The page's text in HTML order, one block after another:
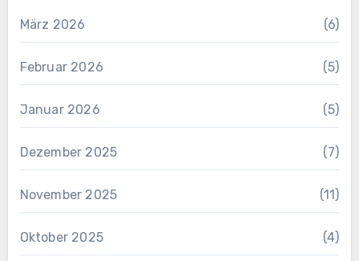
März 2026 (6)
Februar 2026 (5)
Januar 2026 (5)
Dezember 2025 (7)
November 2025 (11)
Oktober 2025 (4)